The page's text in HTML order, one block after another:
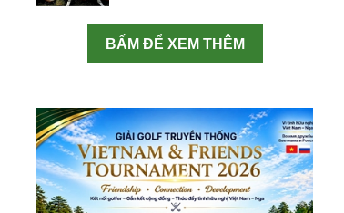
BẤM ĐỂ XEM THÊM